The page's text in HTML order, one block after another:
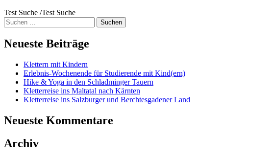
Test Suche /Test Suche
Suche
nach:
Neueste Beiträge
Klettern mit Kindern
Erlebnis-Wochenende für Studierende mit Kind(ern)
Hike & Yoga in den Schladminger Tauern
Kletterreise ins Maltatal nach Kärnten
Kletterreise ins Salzburger und Berchtesgadener Land
Neueste Kommentare
Archiv